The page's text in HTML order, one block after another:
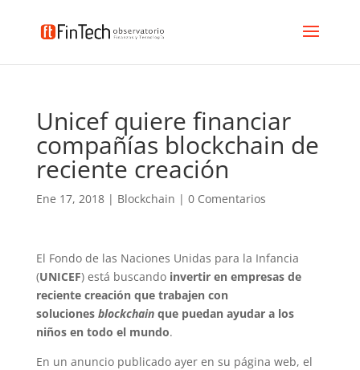
Unicef quiere financiar
compañías blockchain de
reciente creación
Ene 17, 2018| Blockchain | 0 Comentarios
El Fondo de las Naciones Unidas para la Infancia
(UNICEF) está buscando invertir en empresas de
reciente creación que trabajen con
soluciones blockchainque puedan ayudar a los
niños en todo el mundo.
En un anuncio publicado ayer en su página web, el